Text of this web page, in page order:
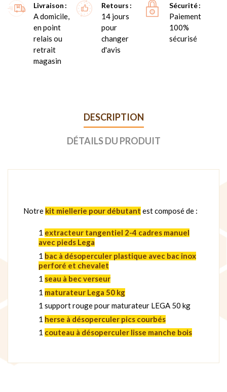
Livraison
A domicile,
en point
relais ou
retrait
magasin
Retours
14 jours
pour
changer
d'avis
Sécurité
Paiement
100%
sécurisé
DESCRIPTION
DÉTAILS DU PRODUIT
Notre kit miellerie pour débutant est composé de :
1 extracteur tangentiel 2-4 cadres manuel
avec pieds Lega
1 bac à désoperculer plastique avec bac inox
perforé et chevalet
1 seau à bec verseur
1 maturateur Lega 50 kg
1 support rouge pour maturateur LEGA 50 kg
1 herse à désoperculer pics courbés
1 couteau à désoperculer lisse manche bois